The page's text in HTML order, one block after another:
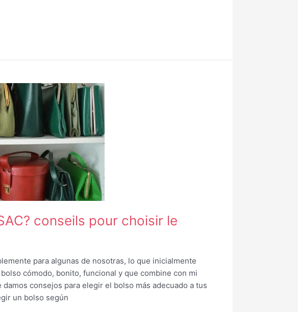
conseils pour choisir le
para algunas de nosotras, lo que inicialmente
cómodo, bonito, funcional y que combine con mi
consejos para elegir el bolso más adecuado a tus
un bolso según